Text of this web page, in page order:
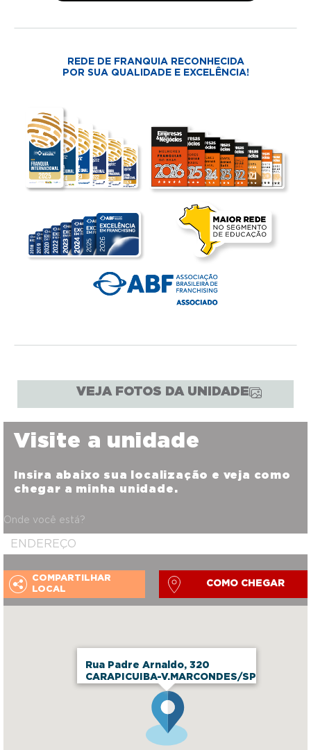
REDE DE FRANQUIA RECONHECIDA
POR SUA QUALIDADE E EXCELÊNCIA!
VEJA FOTOS DA UNIDADE
Rua Padre Arnaldo, 320
CARAPICUIBA-V.MARCONDES/SP
Visite a unidade
Insira abaixo sua localização e veja como
chegar a minha unidade.
Onde você está?
COMPARTILHAR
LOCAL
COMO CHEGAR